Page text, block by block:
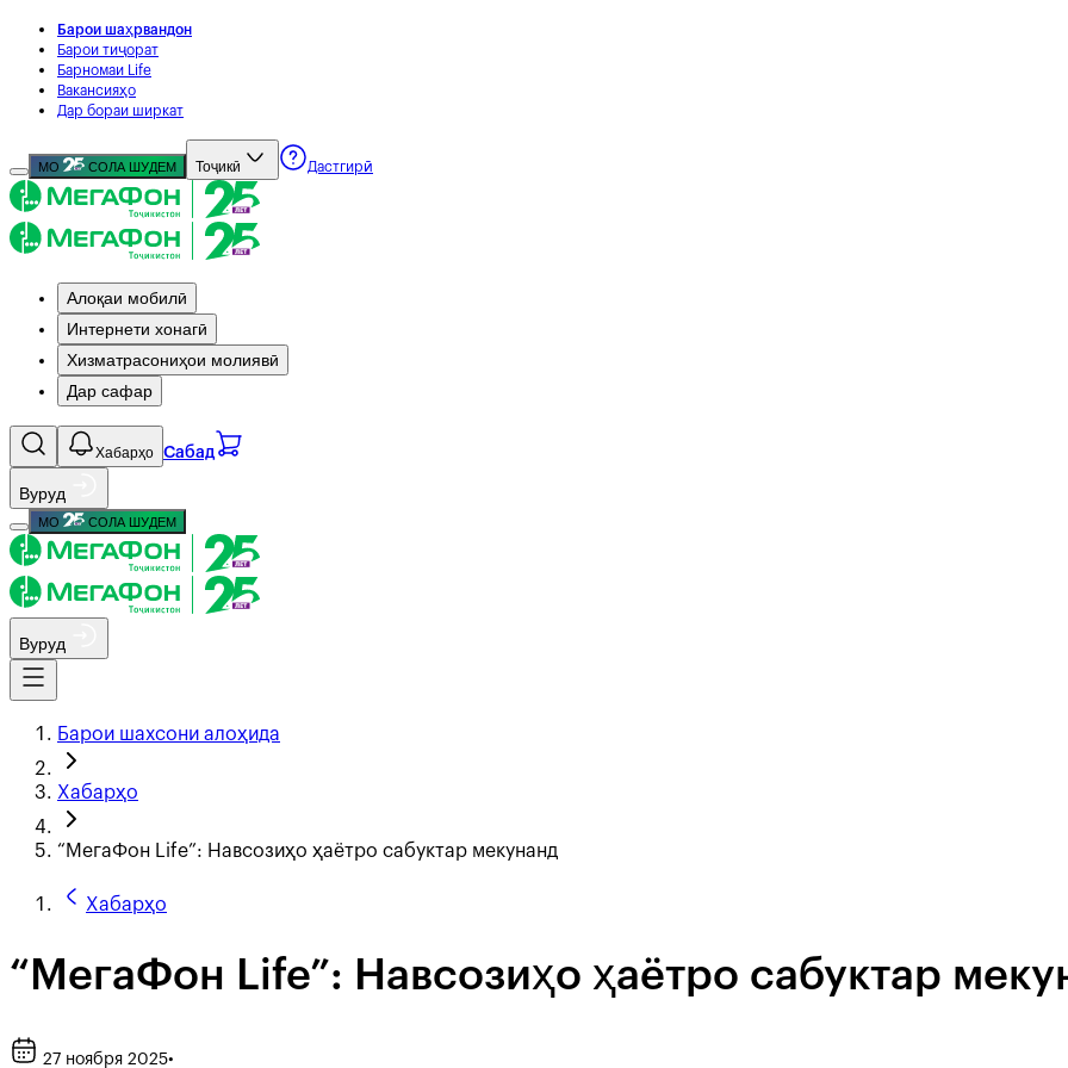
Барои шаҳрвандон
Барои тиҷорат
Барномаи Life
Вакансияҳо
Дар бораи ширкат
МО СОЛА ШУДЕМ Тоҷикӣ Дастгирӣ
Алоқаи мобилӣ
Интернети хонагӣ
Хизматрасониҳои молиявӣ
Дар сафар
Хабарҳо Сабад
Вуруд
МО СОЛА ШУДЕМ
Вуруд
Барои шахсони алоҳида
Хабарҳо
“МегаФон Life”: Навсозиҳо ҳаётро сабуктар мекунанд
Хабарҳо
“МегаФон Life”: Навсозиҳо ҳаётро сабуктар
27 ноября 2025•